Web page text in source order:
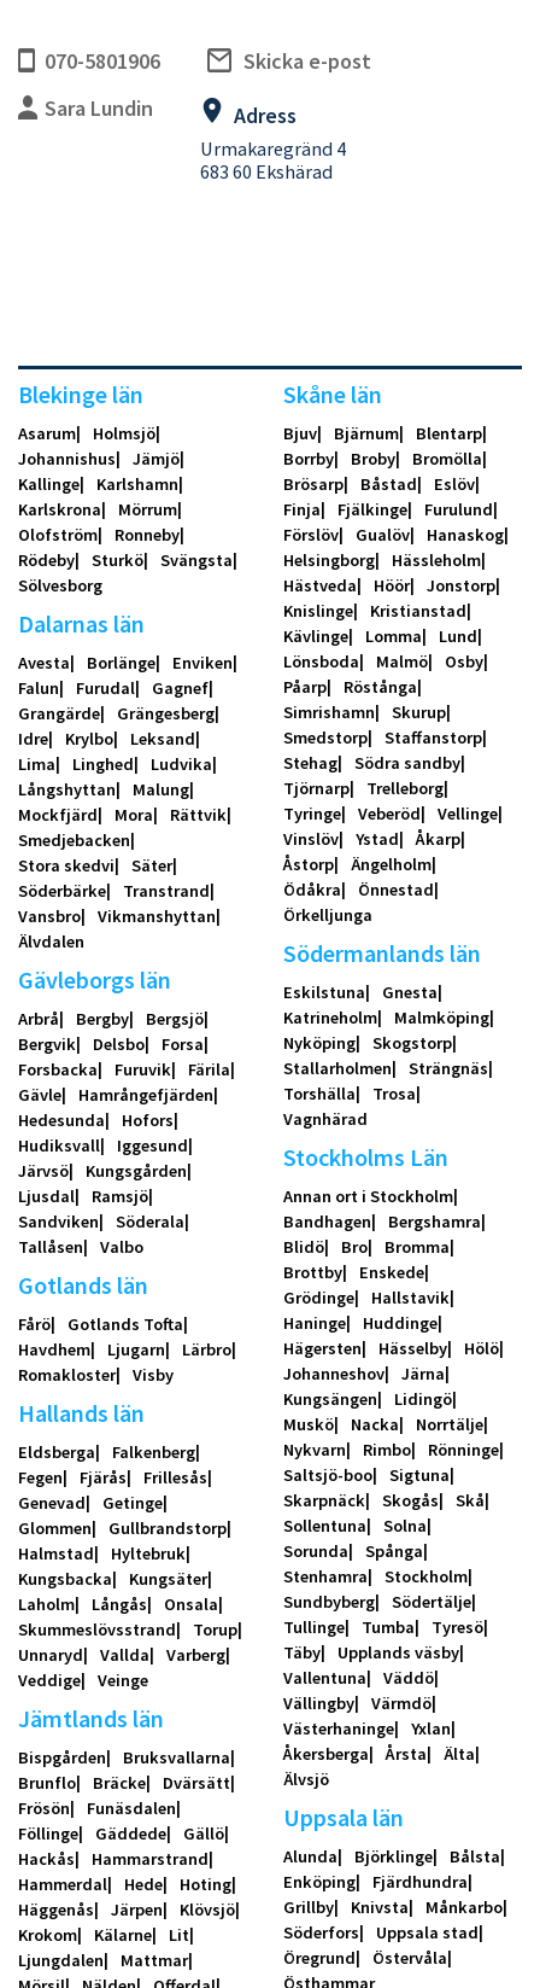
070-5801906
Skicka e-post
Sara Lundin
Adress
Urmakaregränd 4
683 60 Ekshärad
Blekinge län
Asarum
Holmsjö
Johannishus
Jämjö
Kallinge
Karlshamn
Karlskrona
Mörrum
Olofström
Ronneby
Rödeby
Sturkö
Svängsta
Sölvesborg
Dalarnas län
Avesta Borlänge
Enviken
Falun
Furudal
Gagnef
Grangärde
Grängesberg
Idre
Krylbo
Leksand
Lima
Linghed
Ludvika
Långshyttan
Malung
Mockfjärd
Mora
Rättvik
Smedjebacken
Stora skedvi
Säter
Söderbärke
Transtrand
Vansbro
Vikmanshyttan
Älvdalen
Gävleborgs län
Arbrå Bergby
Bergsjö
Bergvik
Delsbo
Forsa
Forsbacka
Furuvik
Färila
Gävle
Hamrångefjärden
Hedesunda
Hofors
Hudiksvall
Iggesund
Järvsö
Kungsgården
Ljusdal
Ramsjö
Sandviken
Söderala
Tallåsen
Valbo
Gotlands län
Fårö
Gotlands Tofta
Havdhem
Ljugarn
Lärbro
Romakloster
Visby
Hallands län
Eldsberga
Falkenberg
Fegen
Fjärås
Frillesås
Genevad
Getinge
Glommen
Gullbrandstorp
Halmstad
Hyltebruk
Kungsbacka
Kungsäter
Laholm
Långås
Onsala
Skummeslövsstrand
Torup
Unnaryd
Vallda
Varberg
Veddige
Veinge
Jämtlands län
Bispgården
Bruksvallarna
Brunflo
Bräcke
Dvärsätt
Frösön
Funäsdalen
Föllinge
Gäddede
Gällö
Hackås
Hammarstrand
Hammerdal
Hede
Hoting
Häggenås
Järpen
Klövsjö
Krokom
Kälarne
Lit
Ljungdalen
Mattmar
Skåne län
Bjuv Bjärnum
Blentarp
Borrby
Broby
Bromölla
Brösarp
Båstad
Eslöv
Finja
Fjälkinge
Furulund
Förslöv
Gualöv
Hanaskog
Helsingborg
Hässleholm
Hästveda
Höör
Jonstorp
Knislinge
Kristianstad
Kävlinge
Lomma
Lund
Lönsboda
Malmö
Osby
Påarp
Röstånga
Simrishamn
Skurup
Smedstorp
Staffanstorp
Stehag
Södra sandby
Tjörnarp
Trelleborg
Tyringe
Veberöd
Vellinge
Vinslöv
Ystad
Åkarp
Åstorp
Ängelholm
Ödåkra
Önnestad
Örkelljunga
Södermanlands län
Eskilstuna
Gnesta
Katrineholm
Malmköping
Nyköping
Skogstorp
Stallarholmen
Strängnäs
Torshälla
Trosa
Vagnhärad
Stockholms Län
Annan ort i Stockholm
Bandhagen
Bergshamra
Blidö
Bro
Bromma
Brottby
Enskede
Grödinge
Hallstavik
Haninge
Huddinge
Hägersten
Hässelby
Hölö
Johanneshov
Järna
Kungsängen
Lidingö
Muskö
Nacka
Norrtälje
Nykvarn
Rimbo
Rönninge
Saltsjö-boo
Sigtuna
Skarpnäck
Skogås
Skå
Sollentuna
Solna
Sorunda
Spånga
Stenhamra
Stockholm
Sundbyberg
Södertälje
Tullinge
Tumba
Tyresö
Täby
Upplands väsby
Vallentuna
Väddö
Vällingby
Värmdö
Västerhaninge
Yxlan
Åkersberga
Årsta
Älta
Älvsjö
Uppsala län
Alunda Björklinge
Bålsta
Enköping
Fjärdhundra
Grillby
Knivsta
Månkarbo
Söderfors
Uppsala stad
Öregrund
Östervåla